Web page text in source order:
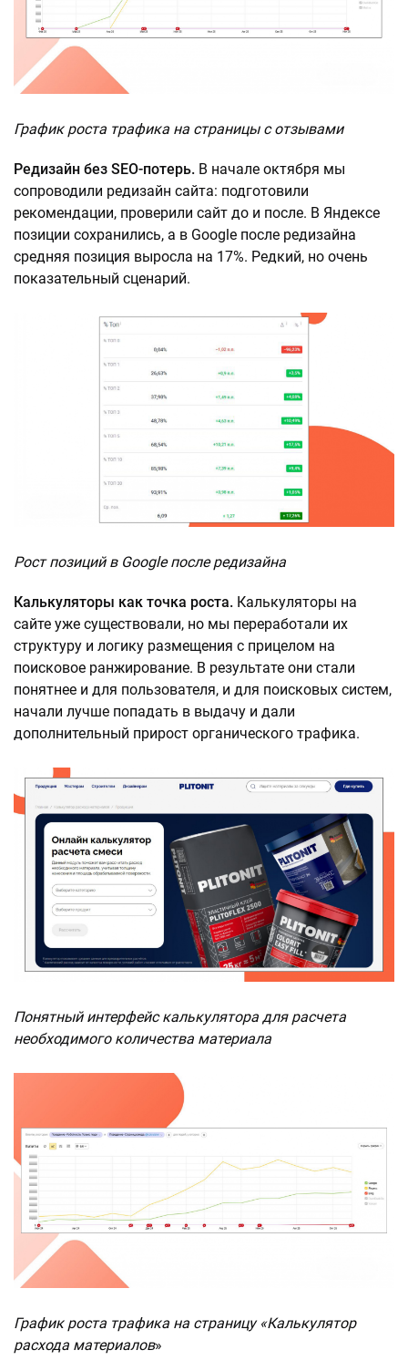
График роста трафика на страницы с отзывами
Редизайн без SEO-потерь. В начале октября мы
сопроводили редизайн сайта: подготовили
рекомендации, проверили сайт до и после. В Яндексе
позиции сохранились, а в Google после редизайна
средняя позиция выросла на 17%. Редкий, но очень
показательный сценарий.
Рост позиций в Google после редизайна
Калькуляторы как точка роста. Калькуляторы на
сайте уже существовали, но мы переработали их
структуру и логику размещения с прицелом на
поисковое ранжирование. В результате они стали
понятнее и для пользователя, и для поисковых систем,
начали лучше попадать в выдачу и дали
дополнительный прирост органического трафика.
Понятный интерфейс калькулятора для расчета
необходимого количества материала
График роста трафика на страницу «Калькулятор
расхода материалов»